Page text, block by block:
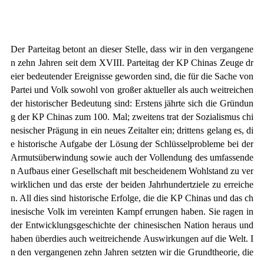
Der Parteitag betont an dieser Stelle, dass wir in den vergangene
n zehn Jahren seit dem XVIII. Parteitag der KP Chinas Zeuge dr
eier bedeutender Ereignisse geworden sind, die für die Sache von
Partei und Volk sowohl von großer aktueller als auch weitreichen
der historischer Bedeutung sind: Erstens jährte sich die Gründun
g der KP Chinas zum 100. Mal; zweitens trat der Sozialismus chi
nesischer Prägung in ein neues Zeitalter ein; drittens gelang es, di
e historische Aufgabe der Lösung der Schlüsselprobleme bei der
Armutsüberwindung sowie auch der Vollendung des umfassende
n Aufbaus einer Gesellschaft mit bescheidenem Wohlstand zu ver
wirklichen und das erste der beiden Jahrhundertziele zu erreiche
n. All dies sind historische Erfolge, die die KP Chinas und das ch
inesische Volk im vereinten Kampf errungen haben. Sie ragen in
der Entwicklungsgeschichte der chinesischen Nation heraus und
haben überdies auch weitreichende Auswirkungen auf die Welt. I
n den vergangenen zehn Jahren setzten wir die Grundtheorie, die